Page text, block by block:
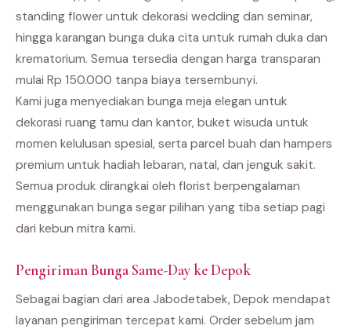
standing flower untuk dekorasi wedding dan seminar,
hingga karangan bunga duka cita untuk rumah duka dan
krematorium. Semua tersedia dengan harga transparan
mulai Rp 150.000 tanpa biaya tersembunyi.
Kami juga menyediakan bunga meja elegan untuk
dekorasi ruang tamu dan kantor, buket wisuda untuk
momen kelulusan spesial, serta parcel buah dan hampers
premium untuk hadiah lebaran, natal, dan jenguk sakit.
Semua produk dirangkai oleh florist berpengalaman
menggunakan bunga segar pilihan yang tiba setiap pagi
dari kebun mitra kami.
Pengiriman Bunga Same-Day ke Depok
Sebagai bagian dari area Jabodetabek, Depok mendapat
layanan pengiriman tercepat kami. Order sebelum jam